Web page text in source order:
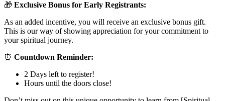
🎁 Exclusive Bonus for Early Registrants:
As an added incentive, you will receive an exclusive bonus gift.
This is our way of showing appreciation for your commitment to
your spiritual journey.
⏰ Countdown Reminder:
2 Days left to register!
Hours until the doors close!